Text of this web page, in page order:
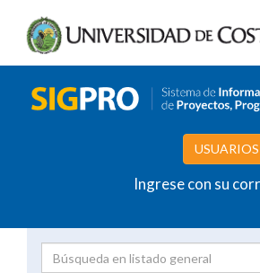
Ingrese con su